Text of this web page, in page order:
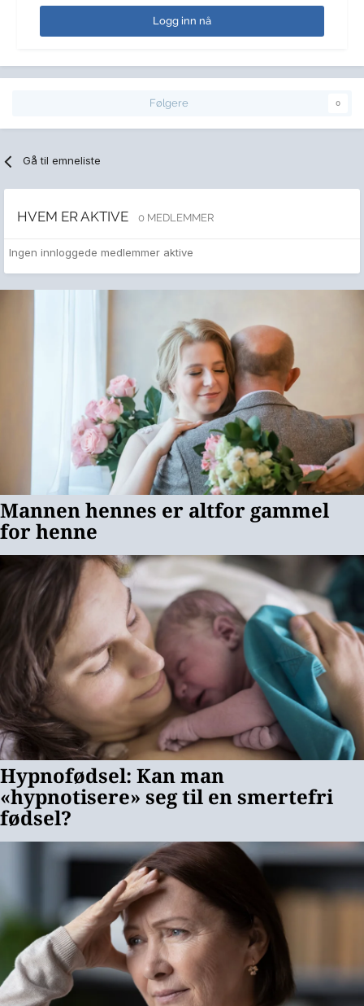
Logg inn nå
Følgere 0
Gå til emneliste
HVEM ER AKTIVE 0 MEDLEMMER
Ingen innloggede medlemmer aktive